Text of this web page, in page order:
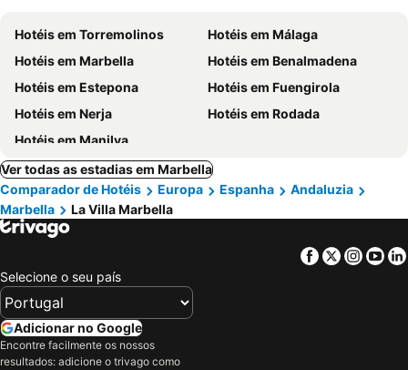
Hotéis em Torremolinos
Hotéis em Málaga
Hotéis em Marbella
Hotéis em Benalmadena
Hotéis em Estepona
Hotéis em Fuengirola
Hotéis em Nerja
Hotéis em Rodada
Hotéis em Manilva
Ver todas as estadias em Marbella
Comparador de Hotéis
Europa Espanha
Andaluzia
Marbella
La Villa Marbella
Facebook
Twitter
Selecione o seu país
Adicionar no Google
Encontre facilmente os nossos
resultados: adicione o trivago como